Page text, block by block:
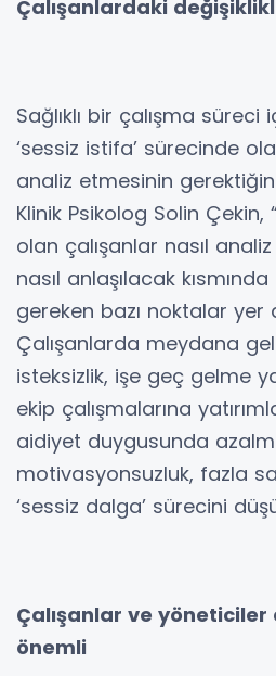
Çalışanlardaki
Sağlıklı bir çalışma
‘sessiz istifa’ sürecinde
analiz etmesinin
Klinik Psikolog Solin
olan çalışanlar nasıl
nasıl anlaşılacak
gereken bazı noktalar yer
Çalışanlarda meydana
isteksizlik, işe geç gelme
ekip çalışmalarına
aidiyet duygusunda
motivasyonsuzluk, fazla
‘sessiz dalga’ sürecini
Çalışanlar ve
önemli